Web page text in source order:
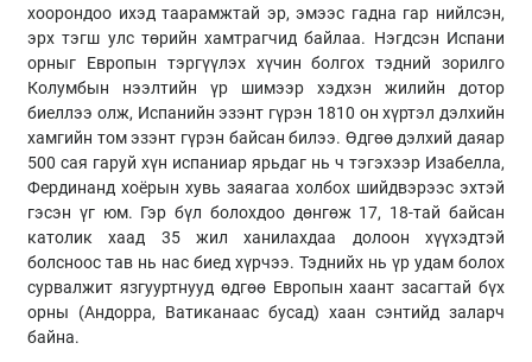
хоорондоо ихэд таарамжтай эр, эмээс гадна гар нийлсэн,
эрх тэгш улс төрийн хамтрагчид байлаа. Нэгдсэн Испани
орныг Европын тэргүүлэх хүчин болгох тэдний зорилго
Колумбын нээлтийн үр шимээр хэдхэн жилийн дотор
биеллээ олж, Испанийн эзэнт гүрэн 1810 он хүртэл дэлхийн
хамгийн том эзэнт гүрэн байсан билээ. Өдгөө дэлхий даяар
500 сая гаруй хүн испаниар ярьдаг нь ч тэгэхээр Изабелла,
Фердинанд хоёрын хувь заяагаа холбох шийдвэрээс эхтэй
гэсэн үг юм. Гэр бүл болохдоо дөнгөж 17, 18-тай байсан
католик хаад 35 жил ханилахдаа долоон хүүхэдтэй
болсноос тав нь нас биед хүрчээ. Тэднийх нь үр удам болох
сурвалжит язгууртнууд өдгөө Европын хаант засагтай бүх
орны (Андорра, Ватиканаас бусад) хаан сэнтийд заларч
байна.